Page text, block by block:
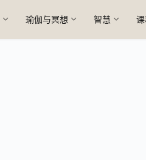
瑜伽与冥想 智慧